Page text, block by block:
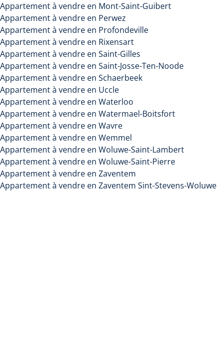
Appartement à vendre en Mont-Saint-Guibert
Appartement à vendre en Perwez
Appartement à vendre en Profondeville
Appartement à vendre en Rixensart
Appartement à vendre en Saint-Gilles
Appartement à vendre en Saint-Josse-Ten-Noode
Appartement à vendre en Schaerbeek
Appartement à vendre en Uccle
Appartement à vendre en Waterloo
Appartement à vendre en Watermael-Boitsfort
Appartement à vendre en Wavre
Appartement à vendre en Wemmel
Appartement à vendre en Woluwe-Saint-Lambert
Appartement à vendre en Woluwe-Saint-Pierre
Appartement à vendre en Zaventem
Appartement à vendre en Zaventem Sint-Stevens-Woluwe